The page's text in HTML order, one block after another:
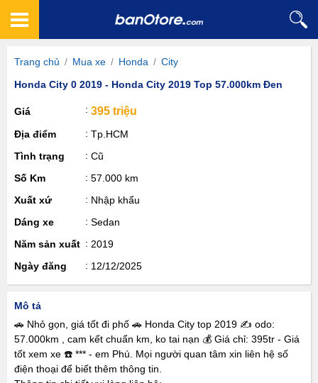
Trang chủ / Mua xe / Honda / City
Honda City 0 2019 - Honda City 2019 Top 57.000km Đen
Giá 395 triệu
Địa điểm
Tp.HCM
Tình trạng
Cũ
Số Km
57.000 km
Xuất xứ
Nhập khẩu
Dáng xe
Sedan
Năm sản xuất
2019
Ngày đăng
12/12/2025
Mô tả
🚗 Nhỏ gọn, giá tốt đi phố 🚗 Honda City top 2019 ✍️ odo:
57.000km , cam kết chuẩn km, ko tai nạn 💰 Giá chỉ: 395tr - Giá
tốt xem xe ☎️ *** - em Phú. Mọi người quan tâm xin liên hệ số
điện thoại để biết thêm thông tin.